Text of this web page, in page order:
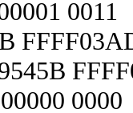
0011
0000